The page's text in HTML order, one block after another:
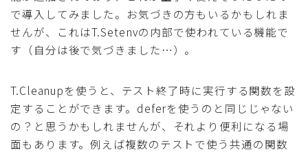
で導入してみました。お気づきの方もいるかもしれま
せんが、これはT.Setenvの内部で使われている機能で
す（自分は後で気づきました…）。
T.Cleanupを使うと、テスト終了時に実行する関数を設
定することができます。deferを使うのと同じじゃない
の？と思うかもしれませんが、それより便利になる場
面もあります。例えば複数のテストで使う共通の関数